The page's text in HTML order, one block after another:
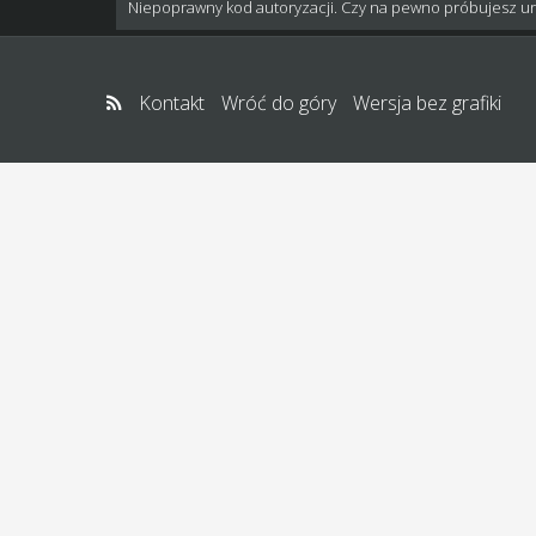
Niepoprawny kod autoryzacji. Czy na pewno próbujesz
Kontakt Wróć do góry Wersja bez grafiki